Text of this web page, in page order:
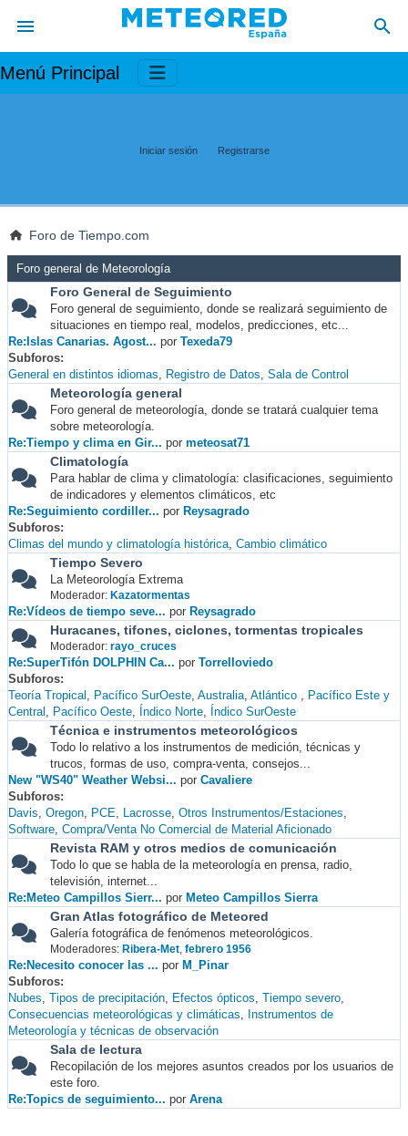
Menú Principal
Iniciar sesión Registrarse
Foro de Tiempo.com
Foro general de Meteorología
Foro General de Seguimiento
Foro general de seguimiento, donde se realizará seguimiento de
situaciones en tiempo real, modelos, predicciones, etc...
Re:Islas Canarias. Agost... por Texeda79
Subforos
General en distintos idiomas
Registro de Datos Sala de Control
Meteorología general
Foro general de meteorología, donde se tratará cualquier tema
sobre meteorología.
Re:Tiempo y clima en Gir... por meteosat71
Climatología
Para hablar de clima y climatología: clasificaciones, seguimiento
de indicadores y elementos climáticos, etc
Re:Seguimiento cordiller... por Reysagrado
Subforos
Climas del mundo y climatología histórica Cambio climático
Tiempo Severo
La Meteorología Extrema
Moderador: Kazatormentas
Re:Vídeos de tiempo seve... por Reysagrado
Huracanes, tifones, ciclones, tormentas tropicales
Moderador: rayo_cruces
Re:SuperTifón DOLPHIN Ca... por Torrelloviedo
Subforos
Teoría Tropical
Pacífico SurOeste Australia Atlántico
Pacífico Este y
Central
Pacífico Oeste Índico Norte Índico SurOeste
Técnica e instrumentos meteorológicos
Todo lo relativo a los instrumentos de medición, técnicas y
trucos, formas de uso, compra-venta, consejos...
New "WS40" Weather Websi... por Cavaliere
Subforos
Davis Oregon PCE Lacrosse Otros Instrumentos/Estaciones
Software Compra/Venta No Comercial de Material Aficionado
Revista RAM y otros medios de comunicación
Todo lo que se habla de la meteorología en prensa, radio,
televisión, internet...
Re:Meteo Campillos Sierr... por Meteo Campillos Sierra
Gran Atlas fotográfico de Meteored
Galería fotográfica de fenómenos meteorológicos.
Moderadores: Ribera-Met, febrero 1956
Re:Necesito conocer las ... por M_Pinar
Subforos
Nubes Tipos de precipitación Efectos ópticos Tiempo severo
Consecuencias meteorológicas y climáticas
Instrumentos de
Meteorología y técnicas de observación
Sala de lectura
Recopilación de los mejores asuntos creados por los usuarios de
este foro.
Re:Topics de seguimiento... por Arena